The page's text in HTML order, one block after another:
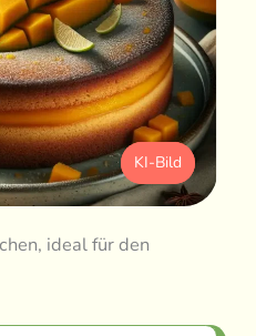
KI-Bild
ideal für den